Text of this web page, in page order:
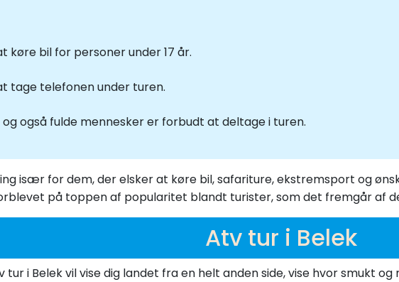
køre bil for personer under 17 år.
tage telefonen under turen.
også fulde mennesker er forbudt at deltage i turen.
især for dem, der elsker at køre bil, safariture, ekstremsport og
på toppen af popularitet blandt turister, som det fremgår af
Atv tur i Belek
i Belek vil vise dig landet fra en helt anden side, vise hvor smukt